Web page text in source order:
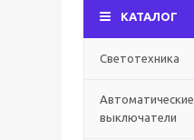
КАТАЛОГ
Светотехника
Автоматические
выключатели